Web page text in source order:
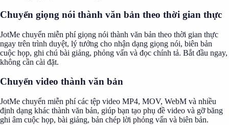
Chuyển giọng nói thành văn bản theo thời gian thực
JotMe chuyển miễn phí giọng nói thành văn bản theo thời gian thực
ngay trên trình duyệt, lý tưởng cho nhận dạng giọng nói, biên bản
cuộc họp, ghi chú bài giảng, phỏng vấn và đọc chính tả. Bắt đầu ngay,
không cần cài đặt.
Chuyển video thành văn bản
JotMe chuyển miễn phí các tệp video MP4, MOV, WebM và nhiều
định dạng khác thành văn bản, giúp bạn tạo phụ đề video và gỡ băng
ghi âm cuộc họp, bài giảng, bản chép lời phỏng vấn và biên bản.